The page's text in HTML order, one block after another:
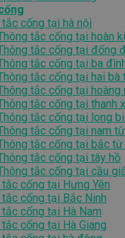
cống tại hà nội
tắc cống tại hoàn
tắc cống tại đống
tắc cống tại ba
tắc cống tại hai bà
tắc cống tại hoàng
tắc cống tại thanh
tắc cống tại long
tắc cống tại nam
tắc cống tại bắc
tắc cống tại tây hồ
tắc cống tại cầu
cống tại Hưng Yên
tắc cống tại Bắc Ninh
cống tại Hà Nam
cống tại Hà Giang